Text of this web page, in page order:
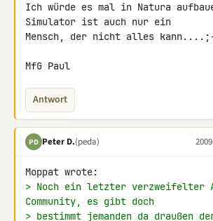
Ich würde es mal in Natura
Simulator ist auch nur ein
Mensch, der nicht alles
MfG Paul
Antwort
PD Peter D.(peda)
> Noch ein letzter verzweifelter
Community, es gibt doch
> bestimmt jemanden da draußen